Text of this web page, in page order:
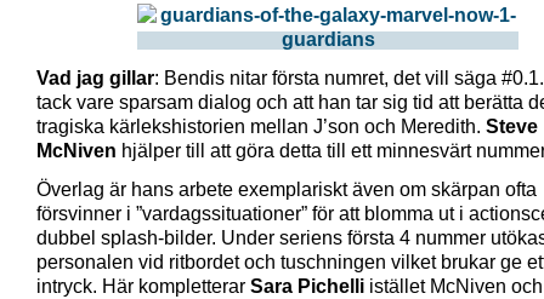
Vad jag gillar: Bendis nitar första numret, det vill säga
tack vare sparsam dialog och att han tar sig tid att berätta
tragiska kärlekshistorien mellan J’son och Meredith. Steve
McNiven hjälper till att göra detta till ett minnesvärt
Överlag är hans arbete exemplariskt även om skärpan ofta
försvinner i ”vardagssituationer” för att blomma ut i
dubbel splash-bilder. Under seriens första 4 nummer
personalen vid ritbordet och tuschningen vilket brukar ge
intryck. Här kompletterar Sara Pichelli istället McNiven och